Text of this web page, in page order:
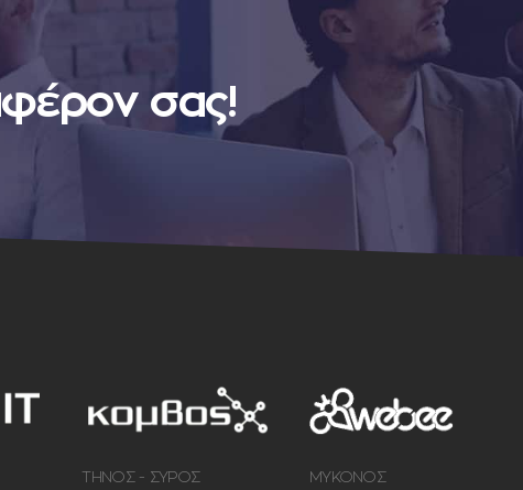
σας!
ΤΗΝΟΣ - ΣΥΡΟΣ
ΜΥΚΟΝΟΣ